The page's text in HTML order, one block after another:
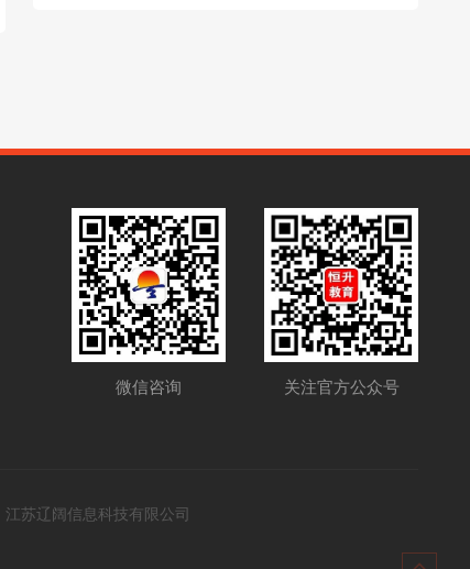
微信咨询 关注官方公众号
江苏辽阔信息科技有限公司